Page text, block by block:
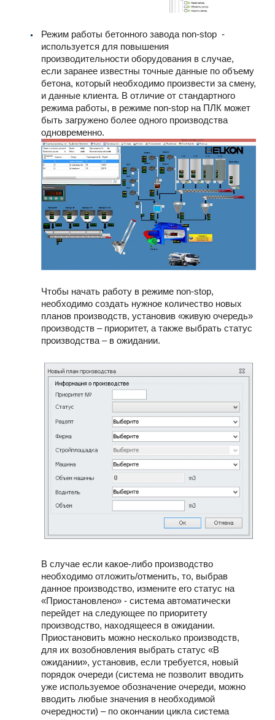
Режим работы бетонного завода non-stop -
используется для повышения
производительности оборудования в случае,
если заранее известны точные данные по объему
бетона, который необходимо произвести за смену,
и данные клиента. В отличие от стандартного
режима работы, в режиме non-stop на ПЛК может
быть загружено более одного производства
одновременно.
Чтобы начать работу в режиме non-stop,
необходимо создать нужное количество новых
планов производств, установив «живую очередь»
производств – приоритет, а также выбрать статус
производства – в ожидании.
В случае если какое-либо производство
необходимо отложить/отменить, то, выбрав
данное производство, измените его статус на
«Приостановлено» - система автоматически
перейдет на следующее по приоритету
производство, находящееся в ожидании.
Приостановить можно несколько производств,
для их возобновления выбрать статус «В
ожидании», установив, если требуется, новый
порядок очереди (система не позволит вводить
уже используемое обозначение очереди, можно
вводить любые значения в необходимой
очередности) – по окончании цикла система